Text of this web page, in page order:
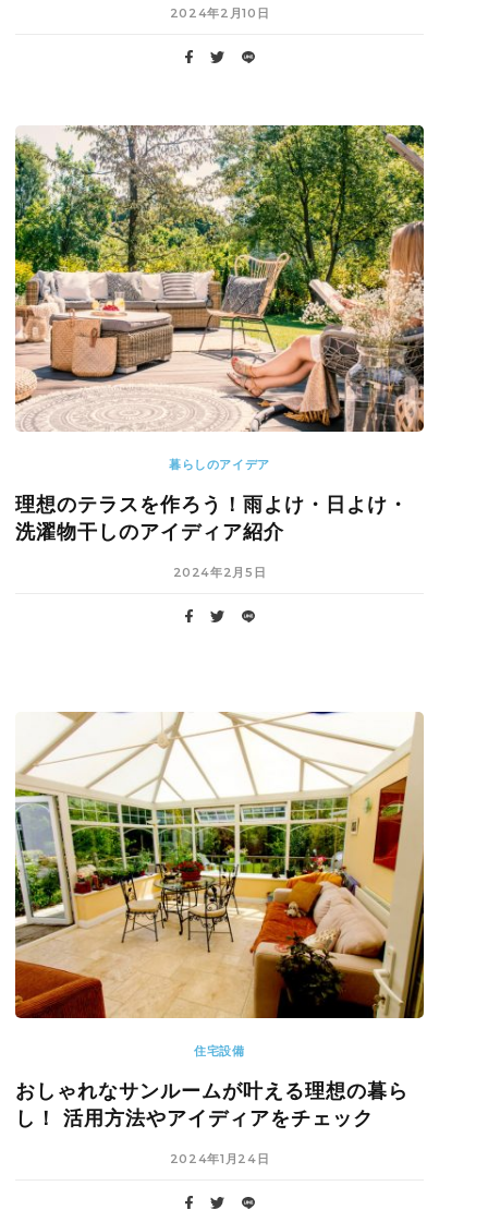
2024年2月10日
暮らしのアイデア
理想のテラスを作ろう！雨よけ・日よけ・
洗濯物干しのアイディア紹介
2024年2月5日
住宅設備
おしゃれなサンルームが叶える理想の暮ら
し！ 活用方法やアイディアをチェック
2024年1月24日